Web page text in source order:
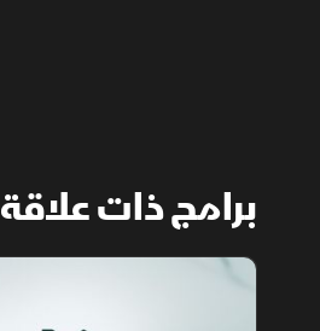
برامج ذات علاقة
مع الشرق الأوسط